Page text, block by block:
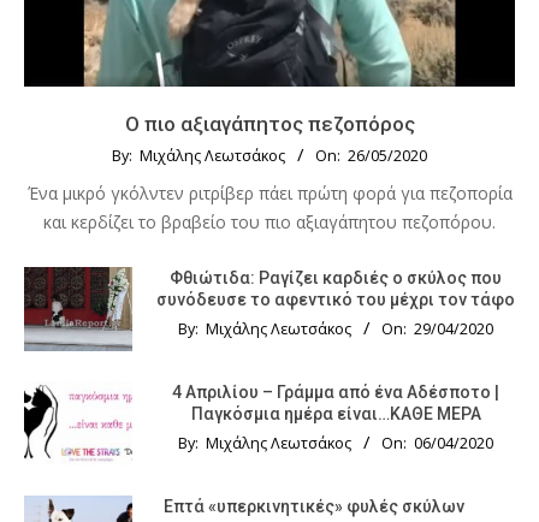
Ο πιο αξιαγάπητος πεζοπόρος
By: Μιχάλης Λεωτσάκος On: 26/05/2020
Ένα μικρό γκόλντεν ριτρίβερ πάει πρώτη φορά για πεζοπορία
και κερδίζει το βραβείο του πιο αξιαγάπητου πεζοπόρου.
Φθιώτιδα: Ραγίζει καρδιές ο σκύλος που
συνόδευσε το αφεντικό του μέχρι τον τάφο
By: Μιχάλης Λεωτσάκος On: 29/04/2020
4 Απριλίου – Γράμμα από ένα Αδέσποτο |
Παγκόσμια ημέρα είναι…ΚΑΘΕ ΜΕΡΑ
By: Μιχάλης Λεωτσάκος On: 06/04/2020
Επτά «υπερκινητικές» φυλές σκύλων